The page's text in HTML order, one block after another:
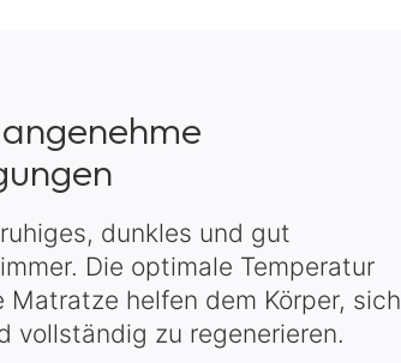
dunkles und gut
Die optimale Temperatur
Matratze helfen dem Körper, sich
vollständig zu regenerieren.